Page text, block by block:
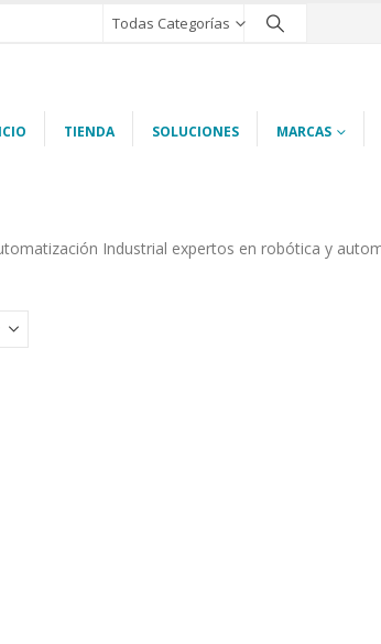
Todas Categorías
TIENDA SOLUCIONES MARCAS
Industrial expertos en robótica y